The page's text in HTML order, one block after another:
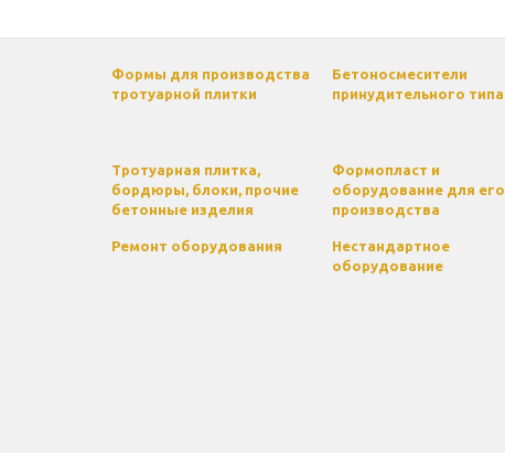
Формы для производства
тротуарной плитки
Бетоносмесители
принудительного типа
Тротуарная плитка,
бордюры, блоки, прочие
бетонные изделия
Формопласт и
оборудование для его
производства
Ремонт оборудования
Нестандартное
оборудование